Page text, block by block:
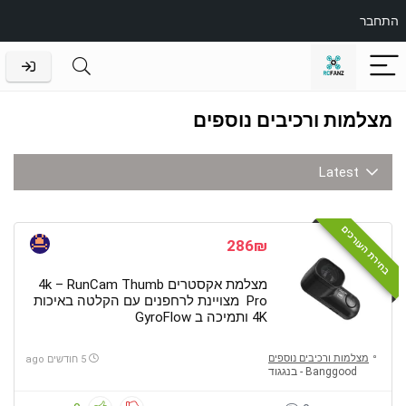
התחבר
מצלמות ורכיבים נוספים
Latest
בחירת העורכים 286₪
מצלמת אקסטרים 4k – RunCam Thumb
Pro מצויינת לרחפנים עם הקלטה באיכות
4K ותמיכה ב GyroFlow
מצלמות ורכיבים נוספים
Banggood - בנגגוד
5 חודשים ago